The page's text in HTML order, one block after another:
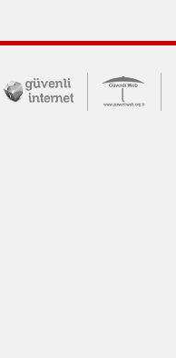
İletişim Merkezi
Güvende (yeni
Güvenli